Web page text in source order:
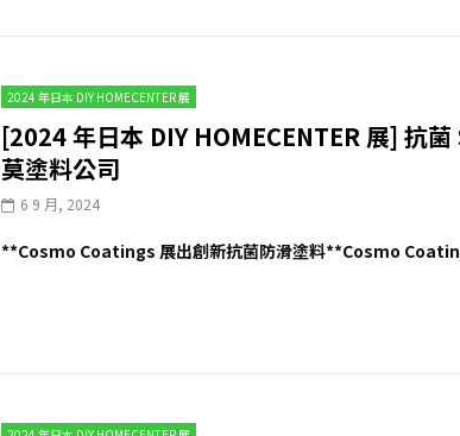
2024 年日本 DIY HOMECENTER 展
[2024 年日本 DIY HOMECENTER 展] 抗
莫塗料公司
6 9 月, 2024
**Cosmo Coatings 展出創新抗菌防滑塗料**Cosmo